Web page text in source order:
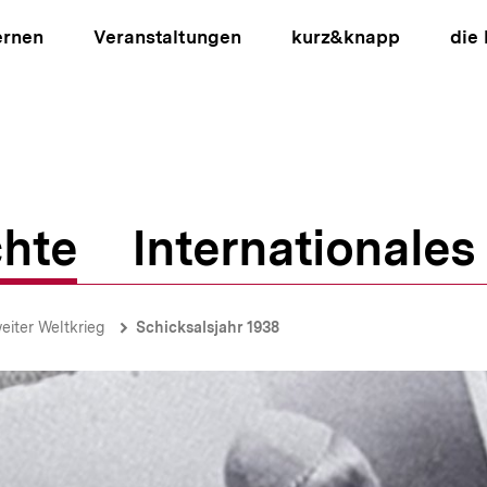
Veranstaltungen kurz&knapp die
Internationales
Weltkrieg Schicksalsjahr 1938